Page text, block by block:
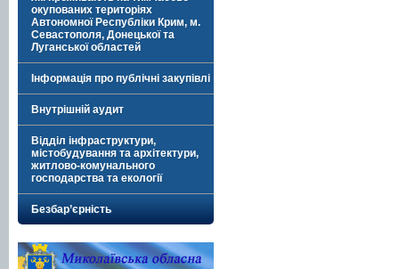
окупованих територіях
Автономної Республіки Крим, м.
Севастополя, Донецької та
Луганської областей
Інформація про публічні закупівлі
Внутрішній аудит
Відділ інфраструктури,
містобудування та архітектури,
житлово-комунального
господарства та екології
Безбар’єрність